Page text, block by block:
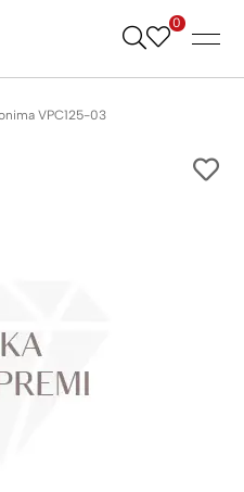
Skip
0
VPC125-03